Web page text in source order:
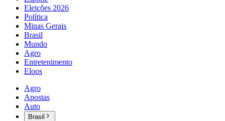
Eleições 2026
Política
Minas Gerais
Brasil
Mundo
Agro
Entretenimento
Eloos
Agro
Apostas
Auto
Brasil